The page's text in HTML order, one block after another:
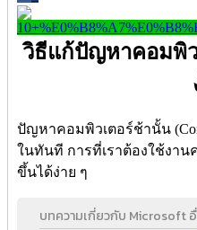
วิธีแก้ปัญหาคอมพิ
ปัญหาคอมพิวเตอร์ช้านั้น
ในทันที การที่เราต้องใช้งา
ขึ้นได้ง่าย ๆ
บทความเกี่ยวกับ Microsoft